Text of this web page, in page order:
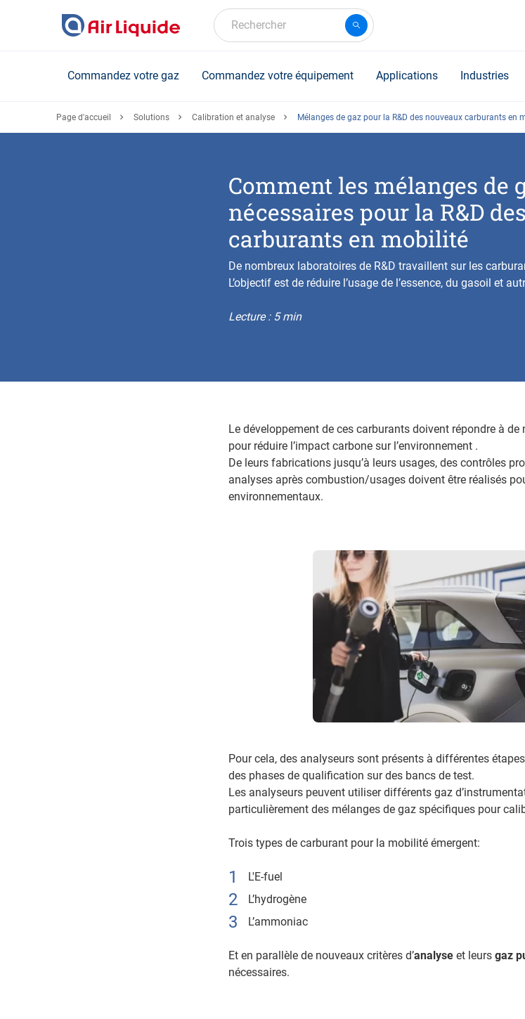
Rechercher
Commandez votre gaz Commandez votre équipement Applications Industries
Page d'accueil Solutions Calibration et analyse Mélanges de gaz pour la R&D des nouveaux carburants en
Comment les mélanges de
nécessaires pour la R&D
carburants en mobilité
De nombreux laboratoires de R&D travaillent sur les
L’objectif est de réduire l’usage de l’essence, du gasoil et
Lecture : 5 min
Le développement de ces carburants doivent répondre à
pour réduire l’impact carbone sur l’environnement .
De leurs fabrications jusqu’à leurs usages, des contrôles
analyses après combustion/usages doivent être réalisés
environnementaux.
Pour cela, des analyseurs sont présents à différentes
des phases de qualification sur des bancs de test.
Les analyseurs peuvent utiliser différents gaz
particulièrement des mélanges de gaz spécifiques pour
Trois types de carburant pour la mobilité émergent:
L'E-fuel
L’hydrogène
L’ammoniac
Et en parallèle de nouveaux critères d’analyseet leurs gaz
nécessaires.